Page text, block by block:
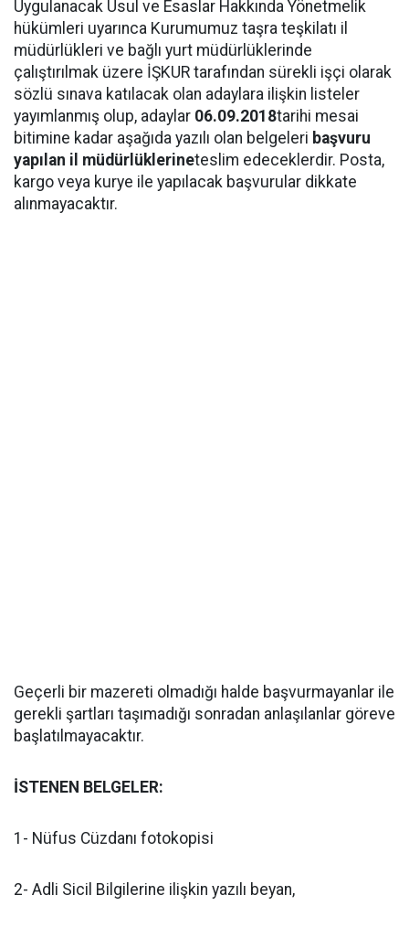
Uygulanacak Usul ve Esaslar Hakkında Yönetmelik
hükümleri uyarınca Kurumumuz taşra teşkilatı il
müdürlükleri ve bağlı yurt müdürlüklerinde
çalıştırılmak üzere İŞKUR tarafından sürekli işçi olarak
sözlü sınava katılacak olan adaylara ilişkin listeler
yayımlanmış olup, adaylar 06.09.2018tarihi mesai
bitimine kadar aşağıda yazılı olan belgeleri başvuru
yapılan il müdürlüklerineteslim edeceklerdir. Posta,
kargo veya kurye ile yapılacak başvurular dikkate
alınmayacaktır.
Geçerli bir mazereti olmadığı halde başvurmayanlar ile
gerekli şartları taşımadığı sonradan anlaşılanlar göreve
başlatılmayacaktır.
İSTENEN BELGELER:
1- Nüfus Cüzdanı fotokopisi
2- Adli Sicil Bilgilerine ilişkin yazılı beyan,